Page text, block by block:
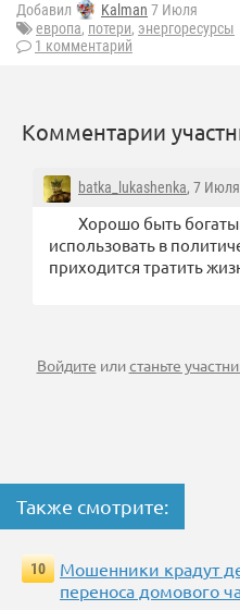
Добавил Kalman 7 Июля
европа, потери, энергоресурсы
1 комментарий
Комментарии
batka_lukashenka, 7
Хорошо быть
использовать в
приходится тратить
Войдите илистаньте
Также смотрите:
10
Мошенники крадут
переноса домового